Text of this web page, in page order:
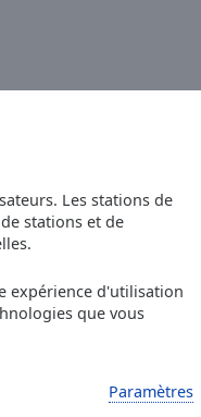
Les stations de
stations et de
expérience d'utilisation
que vous
Paramètres